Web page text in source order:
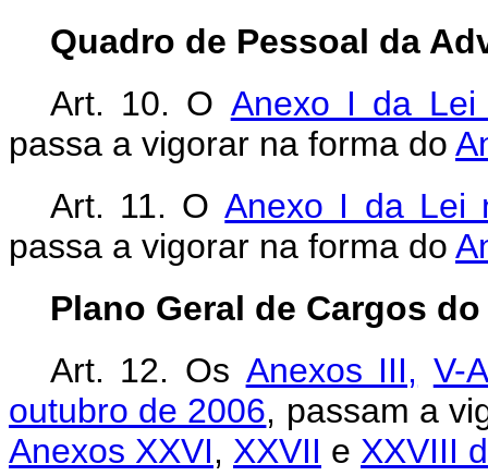
Quadro de Pessoal da
Art. 10. O Anexo I da
passa a vigorar na forma do
Art. 11. OAnexo I da Lei
passa a vigorar na forma do
Plano Geral de Cargos
Art. 12. Os Anexos III, V-A
outubro de 2006, passam a
Anexos XXVI, XXVII e XXVIII